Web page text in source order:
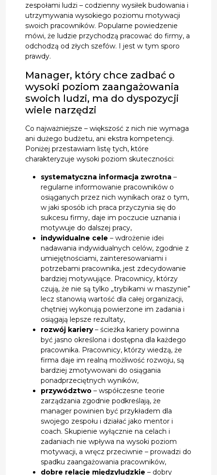
zespołami ludzi – codzienny wysiłek budowania i
utrzymywania wysokiego poziomu motywacji
swoich pracowników. Popularne powiedzenie
mówi, że ludzie przychodzą pracować do firmy, a
odchodzą od złych szefów. I jest w tym sporo
prawdy.
Manager, który chce zadbać o
wysoki poziom zaangażowania
swoich ludzi, ma do dyspozycji
wiele narzędzi
Co najważniejsze – większość z nich nie wymaga
ani dużego budżetu, ani ekstra kompetencji.
Poniżej przestawiam listę tych, które
charakteryzuje wysoki poziom skuteczności:
systematyczna informacja zwrotna –
regularne informowanie pracowników o
osiąganych przez nich wynikach oraz o tym,
w jaki sposób ich praca przyczynia się do
sukcesu firmy, daje im poczucie uznania i
motywuje do dalszej pracy,
indywidualne cele – wdrożenie idei
nadawania indywidualnych celów, zgodnie z
umiejętnościami, zainteresowaniami i
potrzebami pracownika, jest zdecydowanie
bardziej motywujące. Pracownicy, którzy
czują, że nie są tylko „trybikami w maszynie”
lecz stanowią wartość dla całej organizacji,
chętniej wykonują powierzone im zadania i
osiągają lepsze rezultaty,
rozwój kariery– ścieżka kariery powinna
być jasno określona i dostępna dla każdego
pracownika. Pracownicy, którzy wiedzą, że
firma daje im realną możliwość rozwoju, są
bardziej zmotywowani do osiągania
ponadprzeciętnych wyników,
przywództwo – współczesne teorie
zarządzania zgodnie podkreślają, że
manager powinien być przykładem dla
swojego zespołu i działać jako mentor i
coach. Skupienie wyłącznie na celach i
zadaniach nie wpływa na wysoki poziom
motywacji, a wręcz przeciwnie – prowadzi do
spadku zaangażowania pracowników,
dobre relacje międzyludzkie – dobry